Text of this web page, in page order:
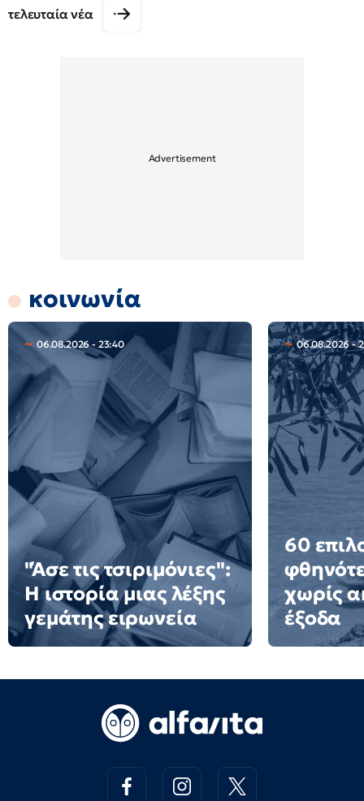
τελευταία νέα
κοινωνία
06.08.2026 - 23:40
"Άσε τις τσιριμόνιες":
Η ιστορία μιας λέξης
γεμάτης ειρωνεία
06.08.2026 -
60
χωρίς
έξοδα